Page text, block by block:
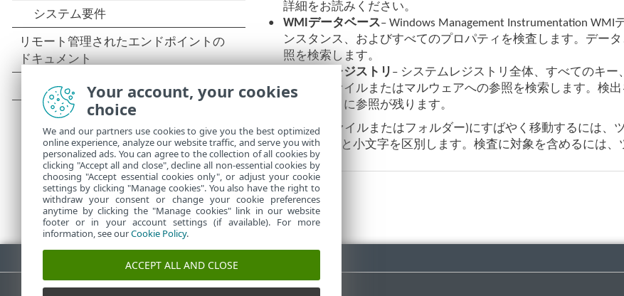
詳細をお読みください。
WMIデータベース– Windows Management Instrumentation
ンスタンス、およびすべてのプロパティを検査します。デー
照を検索します。
システムレジストリ – システムレジストリ全体、すべてのキ
た感染ファイルまたはマルウェアへの参照を検索します。検
レジストリに参照が残ります。
検査対象(ファイルまたはフォルダー)にすばやく移動するには、
パスは大文字と小文字を区別します。検査に対象を含めるには、
Your account, your cookies
choice
We and our partners use cookies to give you the best optimized
online experience, analyze our website traffic, and serve you with
personalized ads. You can agree to the collection of all cookies by
clicking "Accept all and close", decline all non-essential cookies by
choosing "Accept essential cookies only", or adjust your cookie
settings by clicking "Manage cookies". You also have the right to
withdraw your consent or change your cookie preferences
anytime by clicking the "Manage cookies" link in our website
footer or in your account settings (if available). For more
information, see ourCookie Policy.
ACCEPT ALL AND CLOSE